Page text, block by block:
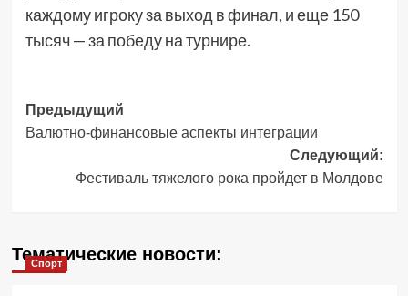
каждому игроку за выход в финал, и еще 150
тысяч — за победу на турнире.
Навигация
записи
Предыдущий
Валютно-финансовые аспекты интеграции
Следующий:
Фестиваль тяжелого рока пройдет в Молдове
Тематические новости:
Спорт